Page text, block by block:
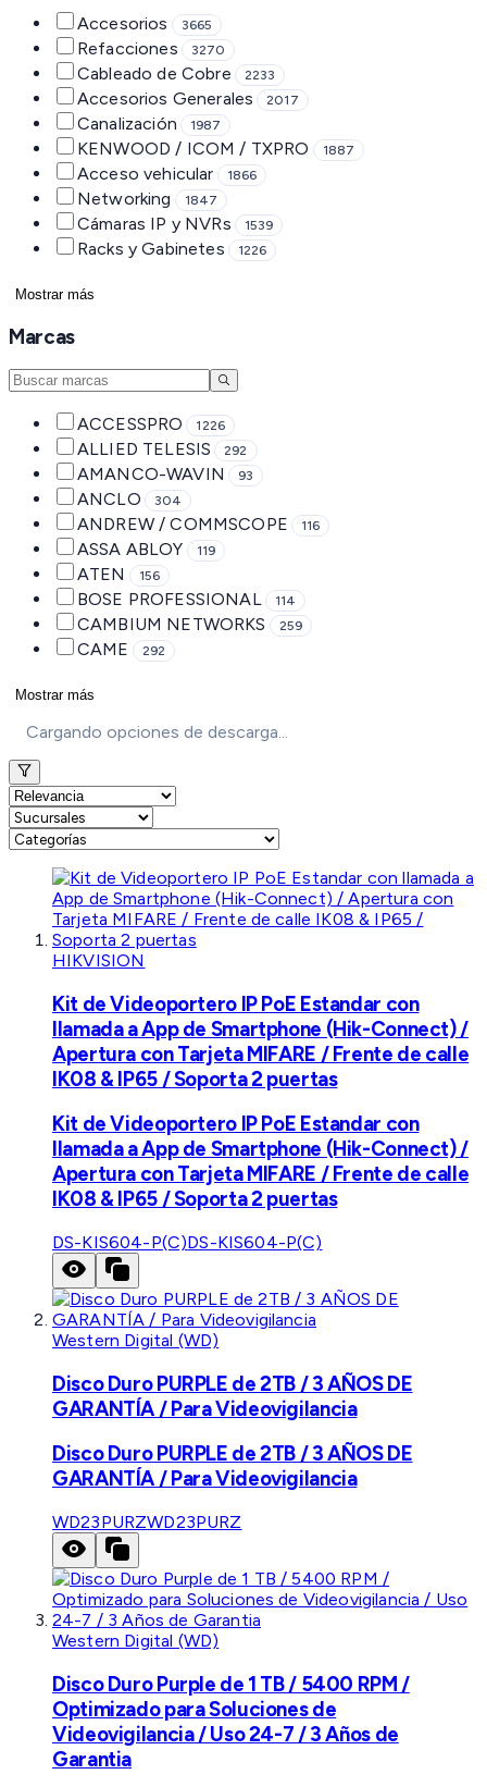
Accesorios 3665
Refacciones 3270
Cableado de Cobre 2233
Accesorios Generales 2017
Canalización 1987
KENWOOD / ICOM / TXPRO 1887
Acceso vehicular 1866
Networking 1847
Cámaras IP y NVRs 1539
Racks y Gabinetes 1226
Mostrar más
Marcas
ACCESSPRO 1226
ALLIED TELESIS 292
AMANCO-WAVIN 93
ANCLO 304
ANDREW / COMMSCOPE 116
ASSA ABLOY 119
ATEN 156
BOSE PROFESSIONAL 114
CAMBIUM NETWORKS 259
CAME 292
Mostrar más
Cargando opciones de descarga...
HIKVISION
Kit de Videoportero IP PoE Estandar con
llamada a App de Smartphone (Hik-Connect) /
Apertura con Tarjeta MIFARE / Frente de calle
IK08 & IP65 / Soporta 2 puertas
Kit de Videoportero IP PoE Estandar con
llamada a App de Smartphone (Hik-Connect) /
Apertura con Tarjeta MIFARE / Frente de calle
IK08 & IP65 / Soporta 2 puertas
DS-KIS604-P(C)DS-KIS604-P(C)
Western Digital (WD)
Disco Duro PURPLE de 2TB / 3 AÑOS DE
GARANTÍA / Para Videovigilancia
Disco Duro PURPLE de 2TB / 3 AÑOS DE
GARANTÍA / Para Videovigilancia
WD23PURZWD23PURZ
Western Digital (WD)
Disco Duro Purple de 1 TB / 5400 RPM /
Optimizado para Soluciones de
Videovigilancia / Uso 24-7 / 3 Años de
Garantia